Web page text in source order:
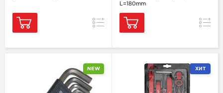
Сравнение
L=180mm
NEW ХИТ